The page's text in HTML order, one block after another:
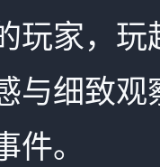
玩家，玩
与细致观
件。